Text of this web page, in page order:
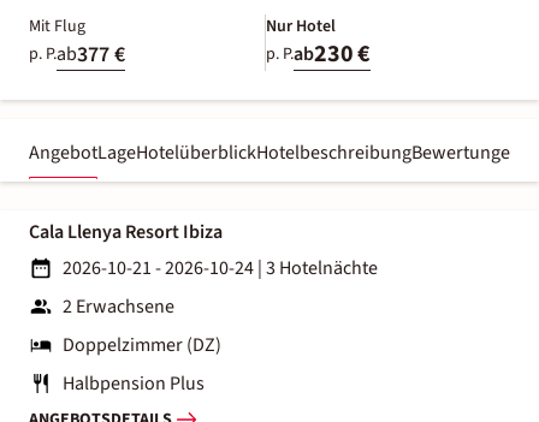
Mit Flug
p. P.ab377 €
Nur Hotel
p. P.ab230 €
AngebotLageHotelüberblickHotelbeschreibungBewertungen
Cala Llenya Resort Ibiza
2026-10-21 - 2026-10-24|3 Hotelnächte
2 Erwachsene
Doppelzimmer (DZ)
Halbpension Plus